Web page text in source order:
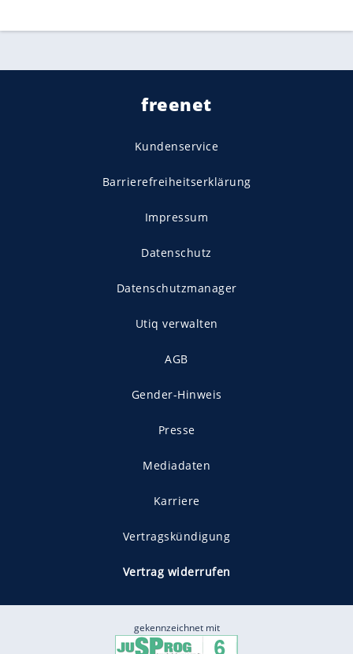
freenet
Kundenservice
Barrierefreiheitserklärung
Impressum
Datenschutz
Datenschutzmanager
Utiq verwalten
AGB
Gender-Hinweis
Presse
Mediadaten
Karriere
Vertragskündigung
Vertrag widerrufen
gekennzeichnet mit